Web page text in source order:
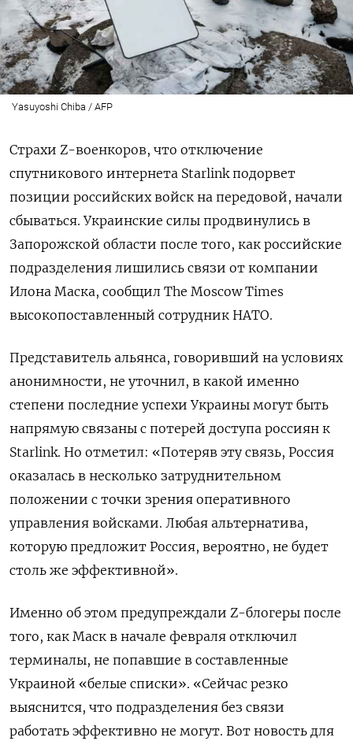
Yasuyoshi Chiba / AFP
Страхи Z-военкоров, что отключение
спутникового интернета Starlink подорвет
позиции российских войск на передовой, начали
сбываться. Украинские силы продвинулись в
Запорожской области после того, как российские
подразделения лишились связи от компании
Илона Маска, сообщил The Moscow Times
высокопоставленный сотрудник НАТО.
Представитель альянса, говоривший на условиях
анонимности, не уточнил, в какой именно
степени последние успехи Украины могут быть
напрямую связаны с потерей доступа россиян к
Starlink. Но отметил: «Потеряв эту связь, Россия
оказалась в несколько затруднительном
положении с точки зрения оперативного
управления войсками. Любая альтернатива,
которую предложит Россия, вероятно, не будет
столь же эффективной».
Именно об этом предупреждали Z-блогеры после
того, как Маск в начале февраля отключил
терминалы, не попавшие в составленные
Украиной «белые списки». «Сейчас резко
выяснится, что подразделения без связи
работать эффективно не могут. Вот новость для